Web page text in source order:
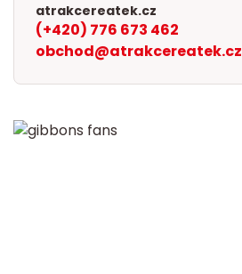
atrakcereatek.cz
(+420) 776 673 462
obchod@atrakcereatek.cz